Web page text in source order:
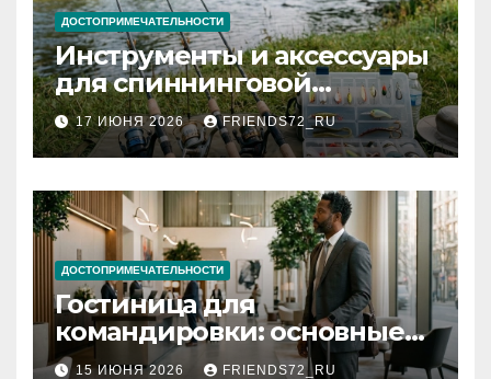
ДОСТОПРИМЕЧАТЕЛЬНОСТИ
Инструменты и аксессуары
для спиннинговой
рыбалки: назначение и
типы
17 ИЮНЯ 2026 FRIENDS72_RU
ДОСТОПРИМЕЧАТЕЛЬНОСТИ
Гостиница для
командировки: основные
критерии выбора
15 ИЮНЯ 2026 FRIENDS72_RU